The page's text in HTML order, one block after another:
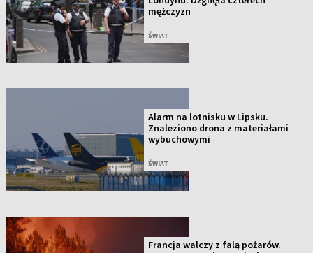
mężczyzn
ŚWIAT
Alarm na lotnisku w Lipsku.
Znaleziono drona z materiałami
wybuchowymi
ŚWIAT
Francja walczy z falą pożarów.